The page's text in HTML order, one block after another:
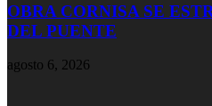
OBRA CORNISA SE
DEL PUENTE
agosto 6, 2026